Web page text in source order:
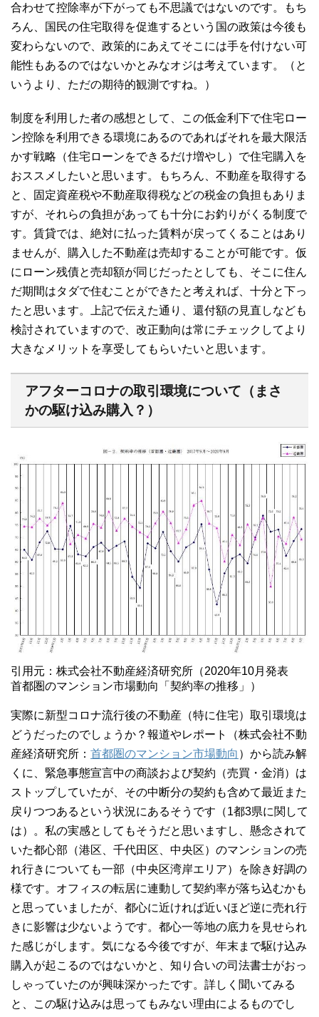
合わせて控除率が下がっても不思議ではないのです。もち
ろん、国民の住宅取得を促進するという国の政策は今後も
変わらないので、政策的にあえてそこには手を付けない可
能性もあるのではないかとみなオジは考えています。（と
いうより、ただの期待的観測ですね。）
制度を利用した者の感想として、この低金利下で住宅ロー
ン控除を利用できる環境にあるのであればそれを最大限活
かす戦略（住宅ローンをできるだけ増やし）で住宅購入を
おススメしたいと思います。もちろん、不動産を取得する
と、固定資産税や不動産取得税などの税金の負担もありま
すが、それらの負担があっても十分にお釣りがくる制度で
す。賃貸では、絶対に払った賃料が戻ってくることはあり
ませんが、購入した不動産は売却することが可能です。仮
にローン残債と売却額が同じだったとしても、そこに住ん
だ期間はタダで住むことができたと考えれば、十分と下っ
たと思います。上記で伝えた通り、還付額の見直しなども
検討されていますので、改正動向は常にチェックしてより
大きなメリットを享受してもらいたいと思います。
アフターコロナの取引環境について（まさ
かの駆け込み購入？）
引用元：株式会社不動産経済研究所（2020年10月発表
首都圏のマンション市場動向「契約率の推移」）
実際に新型コロナ流行後の不動産（特に住宅）取引環境は
どうだったのでしょうか？報道やレポート（株式会社不動
産経済研究所： 首都圏のマンション市場動向 ）から読み解
くに、緊急事態宣言中の商談および契約（売買・金消）は
ストップしていたが、その中断分の契約も含めて最近また
戻りつつあるという状況にあるそうです（1都3県に関して
は）。私の実感としてもそうだと思いますし、懸念されて
いた都心部（港区、千代田区、中央区）のマンションの売
れ行きについても一部（中央区湾岸エリア）を除き好調の
様です。オフィスの転居に連動して契約率が落ち込むかも
と思っていましたが、都心に近ければ近いほど逆に売れ行
きに影響は少ないようです。都心一等地の底力を見せられ
た感じがします。気になる今後ですが、年末まで駆け込み
購入が起こるのではないかと、知り合いの司法書士がおっ
しゃっていたのが興味深かったです。詳しく聞いてみる
と、この駆け込みは思ってもみない理由によるものでし